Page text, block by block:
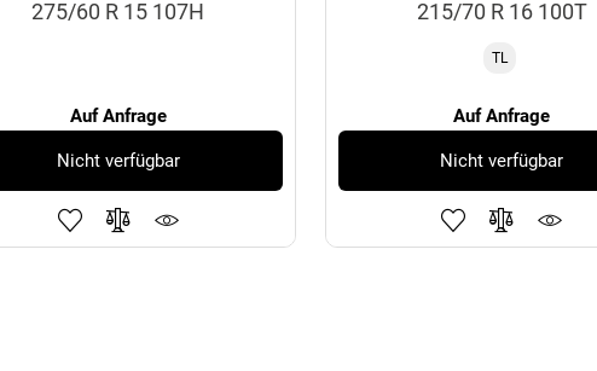
275/60 R 15 107H
Auf Anfrage
Nicht verfügbar
215/70 R 16 100T
TL
Auf Anfrage
Nicht verfügbar